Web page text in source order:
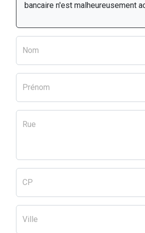
bancaire n'est malheureusement
Nom
Prénom
Rue
CP
Ville